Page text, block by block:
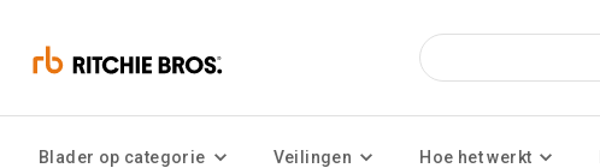
Blader op categorie Veilingen Hoe het werkt